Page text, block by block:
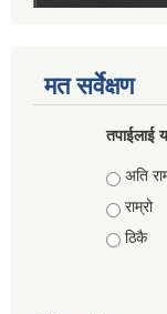
मत सर्वेक्षण
तपाईलाई
Choices
अति
राम्रो
ठिकै